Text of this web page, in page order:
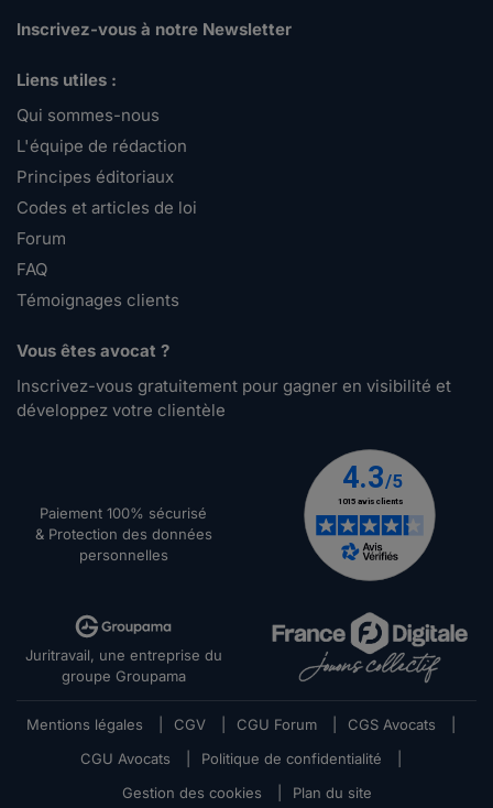
Inscrivez-vous à notre Newsletter
Liens utiles :
Qui sommes-nous
L'équipe de rédaction
Principes éditoriaux
Codes et articles de loi
Forum
FAQ
Témoignages clients
Vous êtes avocat ?
Inscrivez-vous gratuitement pour gagner en visibilité et
développez votre clientèle
Paiement 100% sécurisé
& Protection des données
personnelles
Juritravail, une entreprise du
groupe Groupama
Mentions légales CGV CGU Forum CGS Avocats
CGU Avocats
Politique de confidentialité
Gestion des cookies
Plan du site